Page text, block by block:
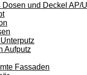
und Deckel AP/
Aufputz
Fassaden